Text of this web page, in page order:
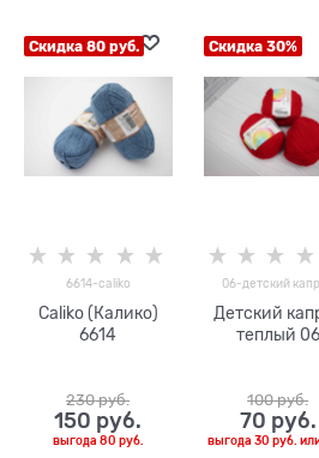
Скидка 80 руб.
6614-caliko
Caliko (Калико)
6614
230 руб.
150 руб.
выгода 80 руб.
Скидка 30%
06-детский
Детский
теплый 06
100 руб.
70 руб.
выгода 30 руб.